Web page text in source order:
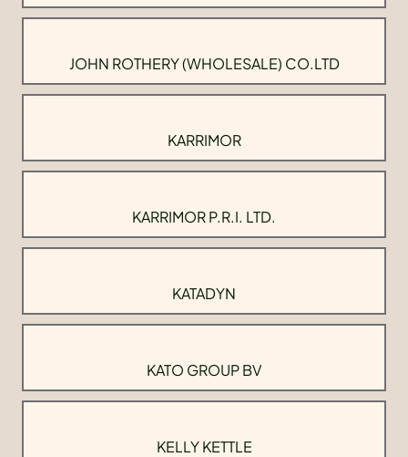
JOHN ROTHERY (WHOLESALE) CO.LTD
KARRIMOR
KARRIMOR P.R.I. LTD.
KATADYN
KATO GROUP BV
KELLY KETTLE